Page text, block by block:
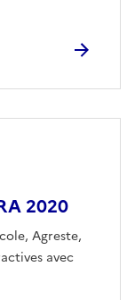
2020
Agreste,
avec